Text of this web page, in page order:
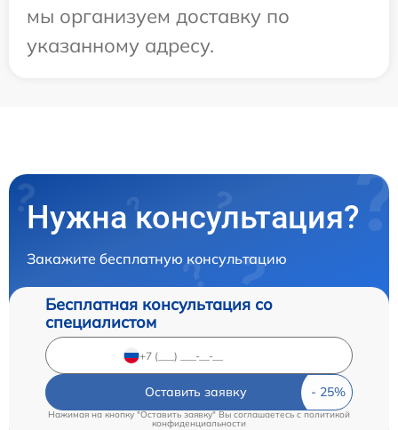
мы организуем доставку по
указанному адресу.
Нужна консультация?
Закажите бесплатную консультацию
Бесплатная консультация со
специалистом
Оставить заявку
Нажимая на кнопку "Оставить заявку" Вы соглашаетесь cполитикой
конфиденциальности